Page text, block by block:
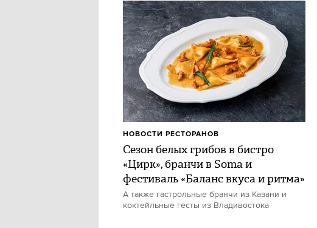
Сезон белых грибов в бистро
«Цирк», бранчи в Soma и
фестиваль «Баланс вкуса и ритма»
А также гастрольные бранчи из Казани и
коктейльные гесты из Владивостока
НОВОСТИ РЕСТОРАНОВ